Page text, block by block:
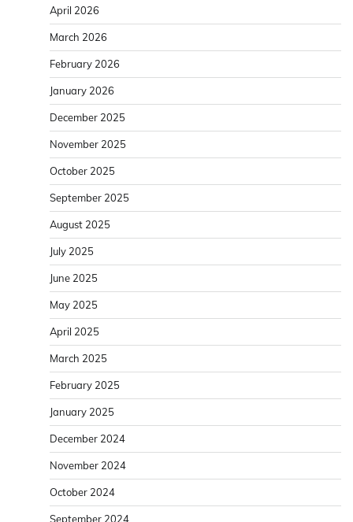
April 2026
March 2026
February 2026
January 2026
December 2025
November 2025
October 2025
September 2025
August 2025
July 2025
June 2025
May 2025
April 2025
March 2025
February 2025
January 2025
December 2024
November 2024
October 2024
September 2024